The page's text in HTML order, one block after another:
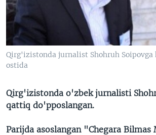
VIDEO
XABARLAR SURATLARDA
ODNOKLASSNIKI
TELEGRAM
TWITTER
SOUNDCLOUD
VOA
Qirg'izistonda jurnalist Shohruh Soipovga
ostida
Qirg'izistonda o'zbek jurnalisti
qattiq do'pposlangan.
Parijda asoslangan "Chegara